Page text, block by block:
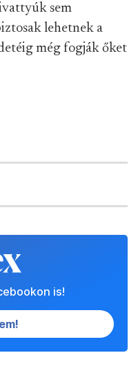
sem
lehetnek a
még fogják őket
is!